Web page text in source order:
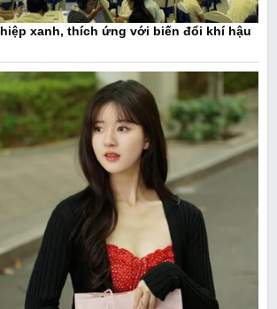
xanh, thích ứng với biến đổi khí hậu